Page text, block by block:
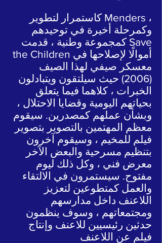
كاستمرار لتطوير Menders ،
وكمرحلة أخيرة في توحيدهم
كمجموعة وطنية ، قدمت Save
the Children أموالًا لإصلاحها في
معسكر صيفي لهذا الصيف
(2006) حيث سيلتقون ويتبادلون
الخبرات ، كلاهما فيما يتعلق
بحياتهم اليومية وقضايا الاحتلال ،
وبشأن عملهم كمصدرين. سيقوم
معظم المهتمين بالتصوير بتصوير
فيلم للمخيم ، وسيقوم آخرون
بتنظيم مسرحية والبعض الآخر
معرض فني ، وكل ذلك ليوم
مفتوح. سيستمرون في الالتقاء
والعمل كمتطوعين لتعزيز
اللاعنف داخل مدارسهم
ومجتمعاتهم ، وسوف ينظمون
حدثين رئيسيين للاعنف وإنتاج
فيلم عن اللاعنف